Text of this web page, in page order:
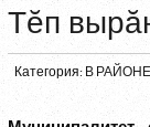
Тĕп
Категория: В РАЙОНЕ